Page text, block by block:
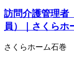
訪問介護管理
員）｜さくらホ
さくらホーム石巻